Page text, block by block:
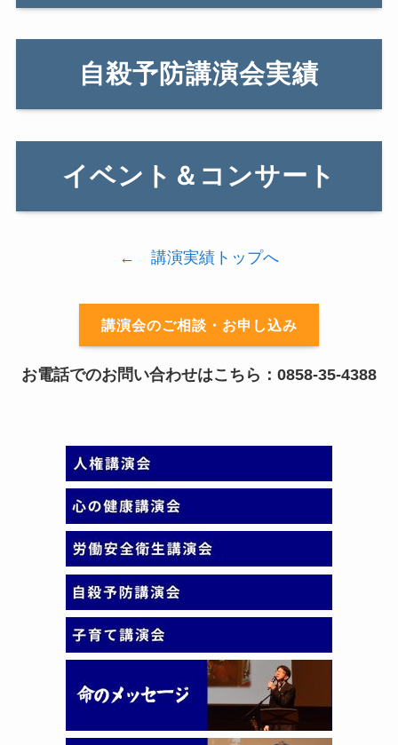
自殺予防講演会実績
イベント＆コンサート
← 講演実績トップへ
講演会のご相談・お申し込み
お電話でのお問い合わせはこちら：0858-35-4388